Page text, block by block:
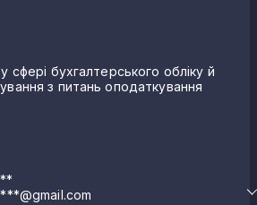
сфері бухгалтерського обліку й
з питань оподаткування